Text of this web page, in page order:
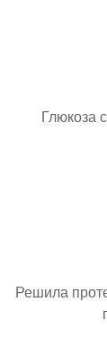
Глюкоза
Решила